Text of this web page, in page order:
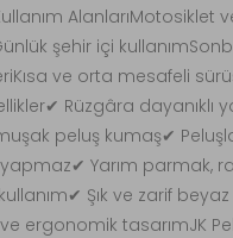
AlanlarıMotosiklet
şehir içi
ve orta mesafeli
Rüzgâra dayanıklı
peluş kumaş✔
Yarım parmak,
Şık ve zarif
ve ergonomik tasarımJK